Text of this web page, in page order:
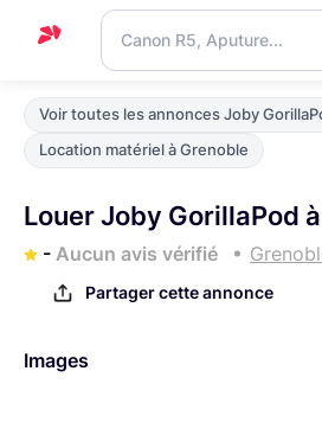
Accueil
Support
contacter
Voir toutes les annonces Joby
Location matériel à Grenoble
Louer Joby GorillaPod
- Aucun avis vérifié
Partager cette annonce
Images